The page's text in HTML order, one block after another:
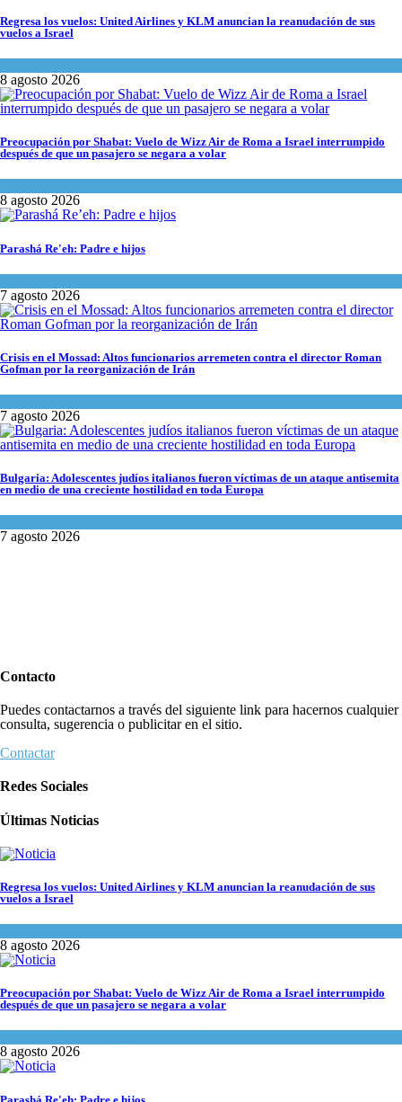
Regresa los vuelos: United Airlines y KLM anuncian la reanudación de sus
vuelos a Israel
8 agosto 2026
Preocupación por Shabat: Vuelo de Wizz Air de Roma a Israel interrumpido
después de que un pasajero se negara a volar
8 agosto 2026
Parashá Re'eh: Padre e hijos
7 agosto 2026
Crisis en el Mossad: Altos funcionarios arremeten contra el director Roman
Gofman por la reorganización de Irán
7 agosto 2026
Bulgaria: Adolescentes judíos italianos fueron víctimas de un ataque antisemita
en medio de una creciente hostilidad en toda Europa
7 agosto 2026
Contacto
Puedes contactarnos a través del siguiente link para hacernos cualquier
consulta, sugerencia o publicitar en el sitio.
Contactar
Redes Sociales
Últimas Noticias
Regresa los vuelos: United Airlines y KLM anuncian la reanudación de sus
vuelos a Israel
8 agosto 2026
Preocupación por Shabat: Vuelo de Wizz Air de Roma a Israel interrumpido
después de que un pasajero se negara a volar
8 agosto 2026